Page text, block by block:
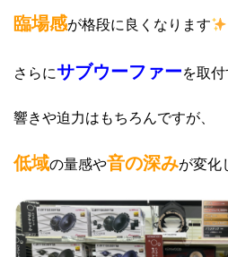
臨場感が格段に良くなります
さらにサブウーファーを取付
響きや迫力はもちろんですが、
低域の量感や音の深みが変化